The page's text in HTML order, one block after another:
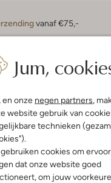
Jum,
en onze negen partners ,
website gebruik van
technieken
cookies om
dat onze website goed
om jouw
vanaf €75,-
met Klarna